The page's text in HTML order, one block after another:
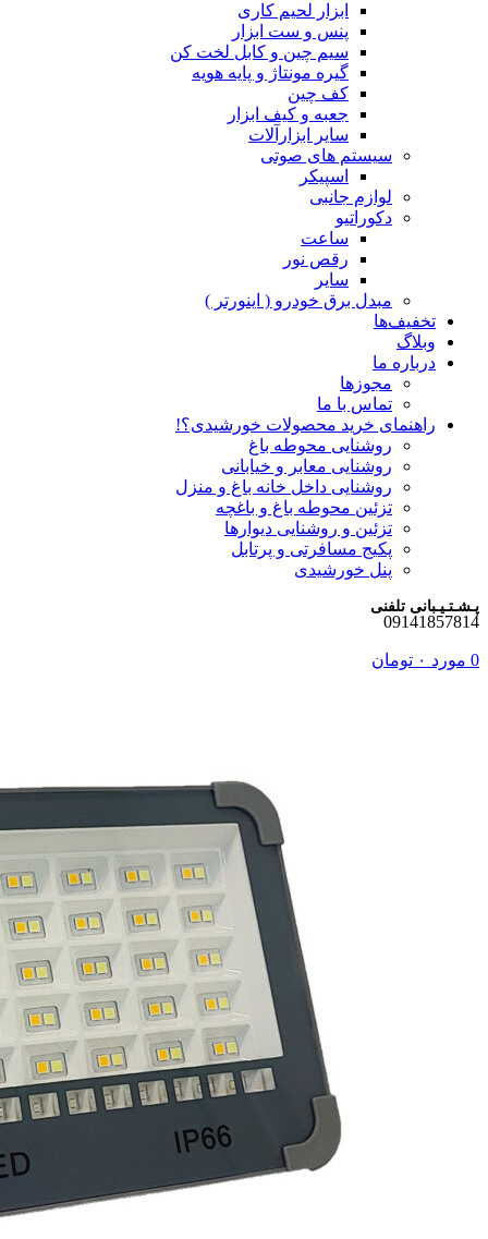
ابزار لحیم کاری
پنس و ست ابزار
سیم چین و کابل لخت کن
گیره مونتاژ و پایه هویه
کف چین
جعبه و کیف ابزار
سایر ابزارآلات
سیستم های صوتی
اسپیکر
لوازم جانبی
دکوراتیو
ساعت
رقص نور
سایر
مبدل برق خودرو ( اینورتر )
تخفیف‌ها
وبلاگ
درباره ما
مجوزها
تماس با ما
راهنمای خرید محصولات خورشیدی؟!
روشنایی محوطه باغ
روشنایی معابر و خیابانی
روشنایی داخل خانه باغ و منزل
تزئین محوطه باغ و باغچه
تزئین و روشنایی دیوارها
پکیج مسافرتی و پرتابل
پنل خورشیدی
پـشـتـیـبانی تلفنی
09141857814
0 مورد ۰ تومان